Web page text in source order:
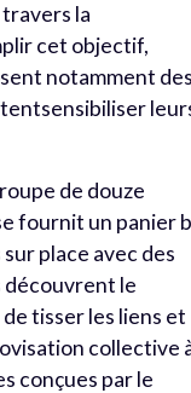
la
cet objectif,
notamment des
de douze
fournit un panier
place avec des
découvrent le
tisser les liens et
collective
conçues par le